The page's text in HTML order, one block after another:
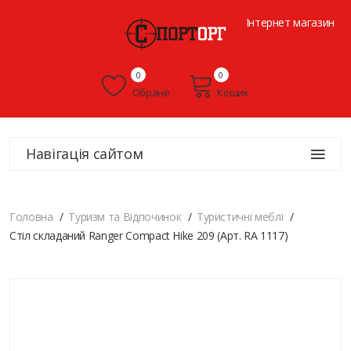
Інтернет магазин
Обране
0
Кошик
0
Навігація сайтом
Головна Туризм та Відпочинок
Туристичні меблі
Стіл складаний Ranger Compact Hike 209 (Арт. RA 1117)